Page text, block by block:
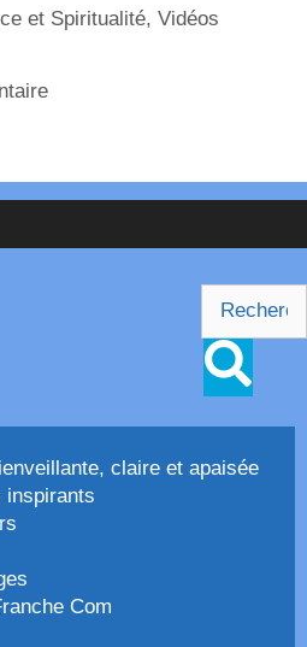
et Spiritualité,Vidéos
claire et apaisée
inspirants
Com